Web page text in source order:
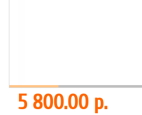
5 800.00 р.